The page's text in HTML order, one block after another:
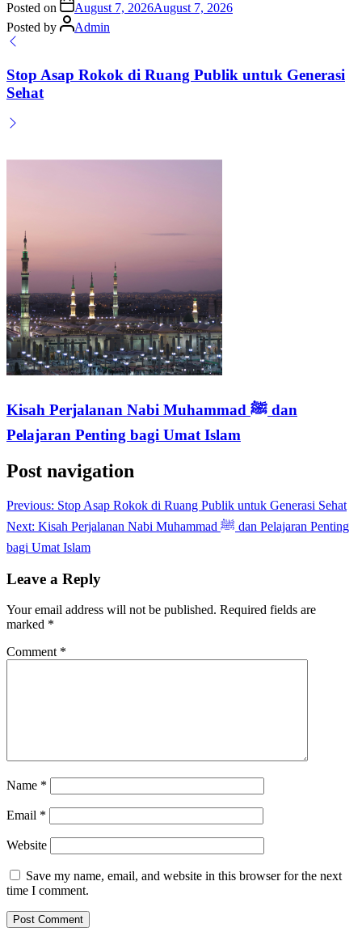
Posted on August 7, 2026August 7, 2026
Posted by
Admin
Stop Asap Rokok di Ruang Publik untuk Generasi
Sehat
Kisah Perjalanan Nabi Muhammad ﷺ dan
Pelajaran Penting bagi Umat Islam
Post navigation
Previous: Stop Asap Rokok di Ruang Publik untuk Generasi Sehat
Next: Kisah Perjalanan Nabi Muhammad ﷺ dan Pelajaran Penting
bagi Umat Islam
Leave a Reply
Your email address will not be published. Required fields are
marked *
Comment *
Name *
Email *
Website
Save my name, email, and website in this browser for the next
time I comment.